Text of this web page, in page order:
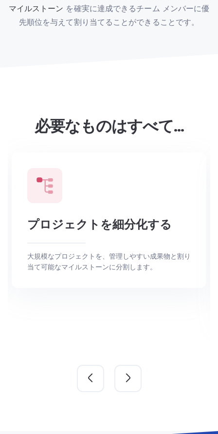
マイルストーン を確実に達成できるチーム メンバーに優
先順位を与えて割り当てることができることです。
必要なものはすべて…
プロジェクトを細分化する
大規模なプロジェクトを、管理しやすい成果物と割り
当て可能なマイルストーンに分割します。